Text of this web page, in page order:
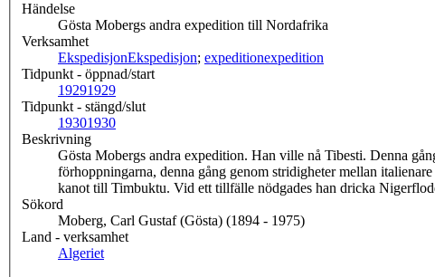
Händelse
Gösta Mobergs andra expedition till Nordafrika
Verksamhet
EkspedisjonEkspedisjon; expeditionexpedition
Tidpunkt - öppnad/start
19291929
Tidpunkt - stängd/slut
19301930
Beskrivning
Gösta Mobergs andra expedition. Han ville nå Tibesti. Denna
förhoppningarna, denna gång genom stridigheter mellan
kanot till Timbuktu. Vid ett tillfälle nödgades han dricka
Sökord
Moberg, Carl Gustaf (Gösta) (1894 - 1975)
Land - verksamhet
Algeriet